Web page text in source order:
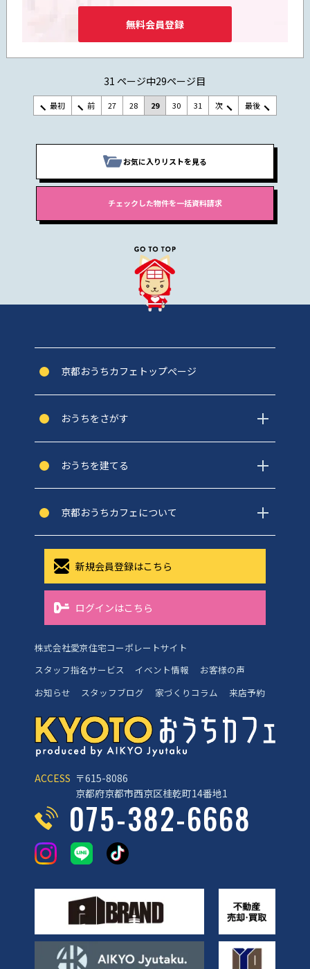
無料会員登録
31 ページ中29ページ目
最初 前 27 28 29 30 31 次 最後
お気に入りリストを見る
ACCESS 〒615-8086
京都府京都市西京区桂乾町14番地1
075-382-6668
京都おうちカフェトップぺージ
おうちをさがす
おうちを建てる
京都おうちカフェについて
新規会員登録はこちら
ログインはこちら
株式会社愛京住宅コーポレートサイト
スタッフ指名サービス
イベント情報
お客様の声
お知らせ
スタッフブログ 家づくりコラム 来店予約